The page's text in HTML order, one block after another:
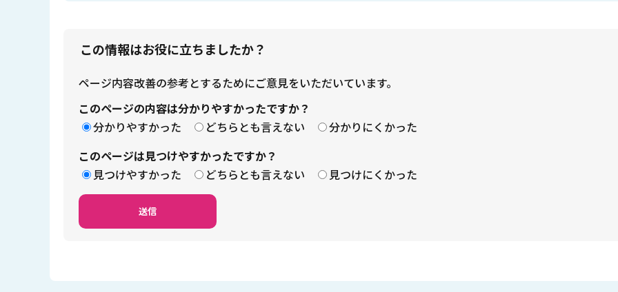
この情報はお役に立ちましたか？
ページ内容改善の参考とするためにご意見をいただいています。
このページの内容は分かりやすかったですか？
分かりやすかった
どちらとも言えない
分かりにくかった
このページは見つけやすかったですか？
見つけやすかった
どちらとも言えない 見つけにくかった